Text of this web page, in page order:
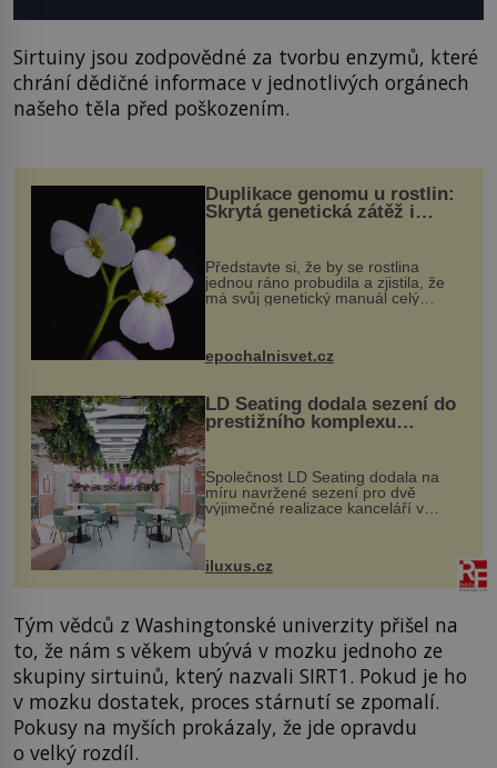
Sirtuiny jsou zodpovědné za tvorbu enzymů, které
chrání dědičné informace v jednotlivých orgánech
našeho těla před poškozením.
Duplikace genomu u rostlin:
Skrytá genetická zátěž i
Představte si, že by se rostlina
jednou ráno probudila a zjistila, že
má svůj genetický manuál celý
vstupenka...
epochalnisvet.cz
LD Seating dodala sezení do
prestižního komplexu
MediaCityUK v Salfordu
Společnost LD Seating dodala na
míru navržené sezení pro dvě
výjimečné realizace kanceláří v
areálu MediaCityUK v anglickém
budov Media...
iluxus.cz
Tým vědců z Washingtonské univerzity přišel na
to, že nám s věkem ubývá v mozku jednoho ze
skupiny sirtuinů, který nazvali SIRT1. Pokud je ho
v mozku dostatek, proces stárnutí se zpomalí.
Pokusy na myších prokázaly, že jde opravdu
o velký rozdíl.